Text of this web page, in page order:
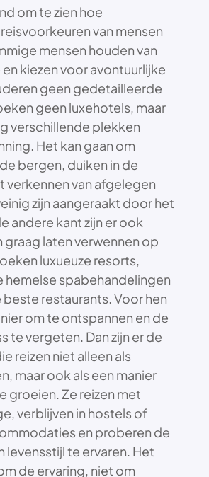
om te zien hoe
van mensen
mensen houden van
kiezen voor avontuurlijke
geen gedetailleerde
geen luxehotels, maar
verschillende plekken
Het kan gaan om
bergen, duiken in de
verkennen van afgelegen
zijn aangeraakt door het
andere kant zijn er ook
graag laten verwennen op
luxueuze resorts,
hemelse spabehandelingen
beste restaurants. Voor hen
om te ontspannen en de
te vergeten. Dan zijn er de
reizen niet alleen als
maar ook als een manier
groeien. Ze reizen met
verblijven in hostels of
en proberen de
levensstijl te ervaren. Het
de ervaring, niet om